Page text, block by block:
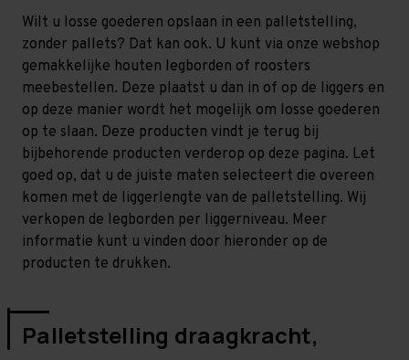
Wilt u losse goederen opslaan in een palletstelling,
zonder pallets? Dat kan ook. U kunt via onze webshop
gemakkelijke houten legborden of roosters
meebestellen. Deze plaatst u dan in of op de liggers en
op deze manier wordt het mogelijk om losse goederen
op te slaan. Deze producten vindt je terug bij
bijbehorende producten verderop op deze pagina. Let
goed op, dat u de juiste maten selecteert die overeen
komen met de liggerlengte van de palletstelling. Wij
verkopen de legborden per liggerniveau. Meer
informatie kunt u vinden door hieronder op de
producten te drukken.
Palletstelling draagkracht,